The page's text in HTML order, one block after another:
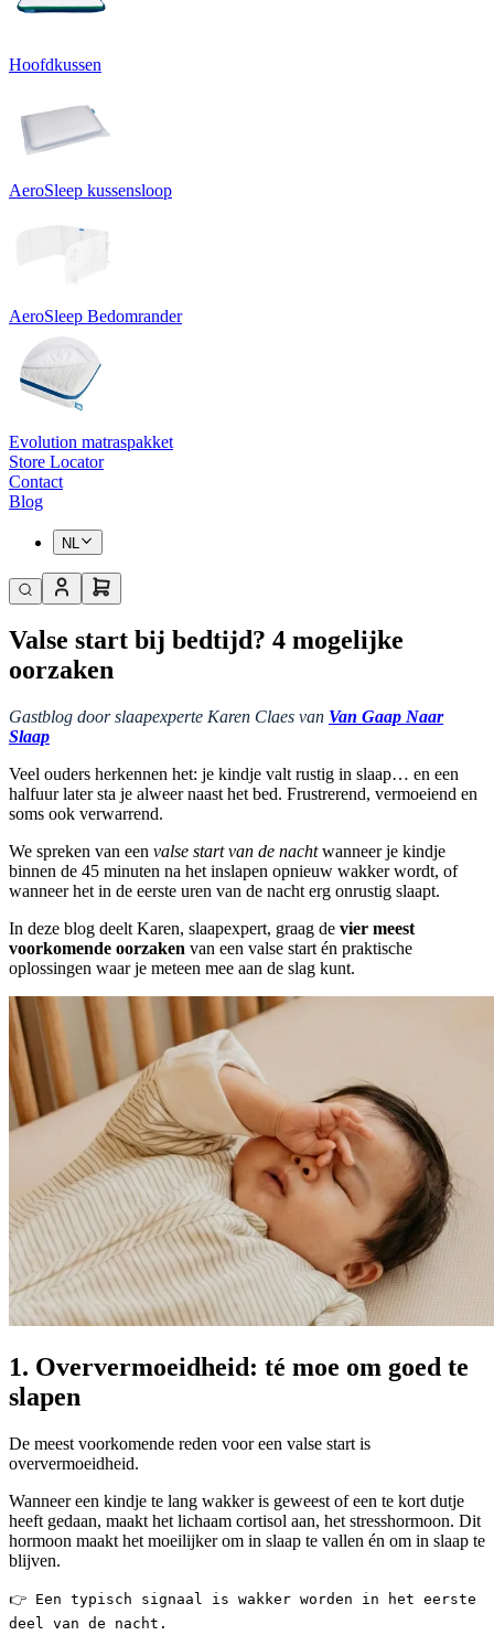
Hoofdkussen
AeroSleep kussensloop
AeroSleep Bedomrander
Evolution matraspakket
Store Locator
Contact
Blog
NL
Valse start bij bedtijd? 4 mogelijke
oorzaken
Gastblog door slaapexperte Karen Claes van Van Gaap Naar
Slaap
Veel ouders herkennen het: je kindje valt rustig in slaap… en een
halfuur later sta je alweer naast het bed. Frustrerend, vermoeiend en
soms ook verwarrend.
We spreken van een valse start van de nachtwanneer je kindje
binnen de 45 minuten na het inslapen opnieuw wakker wordt, of
wanneer het in de eerste uren van de nacht erg onrustig slaapt.
In deze blog deelt Karen, slaapexpert, graag de vier meest
voorkomende oorzaken van een valse start én praktische
oplossingen waar je meteen mee aan de slag kunt.
1. Oververmoeidheid: té moe om goed te
slapen
De meest voorkomende reden voor een valse start is
oververmoeidheid.
Wanneer een kindje te lang wakker is geweest of een te kort dutje
heeft gedaan, maakt het lichaam cortisol aan, het stresshormoon. Dit
hormoon maakt het moeilijker om in slaap te vallen én om in slaap te
blijven.
👉 Een typisch signaal is wakker worden in het eerste
deel van de nacht.